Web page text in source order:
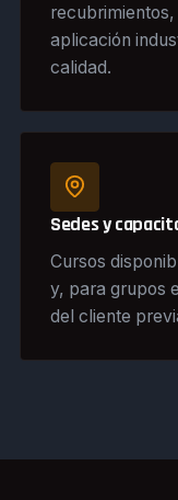
aplicación
calidad.
Sedes y
Cursos
y, para grupos
del cliente